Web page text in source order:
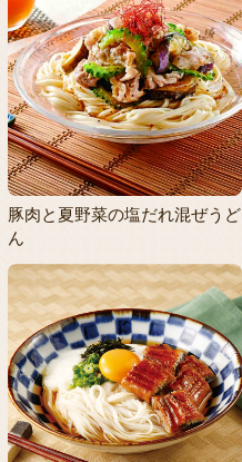
豚肉と夏野菜の塩だれ混ぜうど
ん